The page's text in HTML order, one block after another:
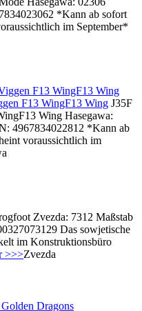
*Kann ab sofort
im September*
F13 WingF13 Wing J35F
Wing Hasegawa:
4967834022812 *Kann ab
voraussichtlich im
Zvezda: 7312 Maßstab
Das sowjetische
im Konstruktionsbüro
>>>Zvezda